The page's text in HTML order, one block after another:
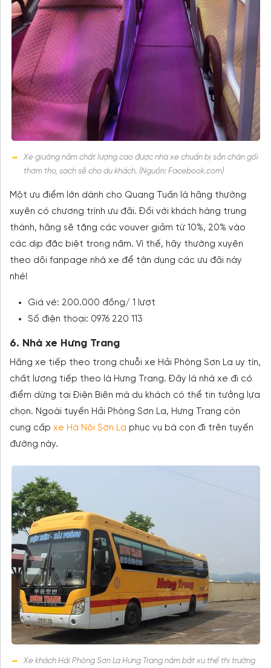
Xe giường nằm chất lượng cao được nhà xe chuẩn bị sẵn chăn gối
thơm tho, sạch sẽ cho du khách. (Nguồn: Facebook.com)
Một ưu điểm lớn dành cho Quang Tuấn là hãng thường
xuyên có chương trình ưu đãi. Đối với khách hàng trung
thành, hãng sẽ tặng các vouver giảm từ 10%, 20% vào
các dịp đặc biệt trong năm. Vì thế, hãy thường xuyên
theo dõi fanpage nhà xe để tận dụng các ưu đãi này
nhé!
Giá vé: 200.000 đồng/ 1 lượt
Số điện thoại: 0976 220 113
6. Nhà xe Hưng Trang
Hãng xe tiếp theo trong chuỗi xe Hải Phòng Sơn La uy tín,
chất lượng tiếp theo là Hưng Trang. Đây là nhà xe đi có
điểm dừng tại Điện Biên mà du khách có thể tin tưởng lựa
chọn. Ngoài tuyến Hải Phòng Sơn La, Hưng Trang còn
cung cấp xe Hà Nội Sơn La phục vụ bà cọn đi trên tuyến
đường này.
Xe khách Hải Phòng Sơn La Hưng Trang nắm bắt xu thế thị trường